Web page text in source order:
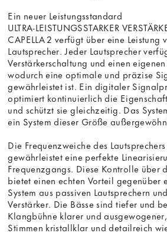
Ein neuer Leistungsstandard
ULTRA-LEISTUNGSSTARKER
CAPELLA 2 verfügt über eine Leistung
Lautsprecher. Jeder Lautsprecher
Verstärkerschaltung und einen
wodurch eine optimale und präzise
gewährleistet ist. Ein digitaler
optimiert kontinuierlich die
und schützt sie gleichzeitig. Das
ein System dieser Größe
Die Frequenzweiche des
gewährleistet eine perfekte
Frequenzgangs. Diese Kontrolle über
bietet einen echten Vorteil gegenüber
System aus passiven Lautsprechern
Verstärker. Die Bässe sind tiefer und
Klangbühne klarer und
Stimmen kristallklar und detailreich